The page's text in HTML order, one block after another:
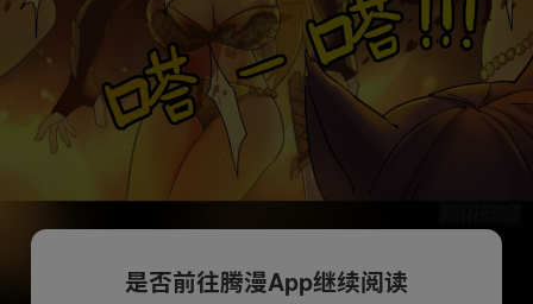
是否前往腾漫App继续阅读